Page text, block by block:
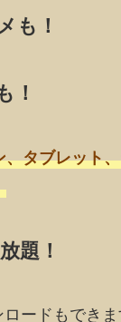
も！
！
、タブレット
題！
ードもできま